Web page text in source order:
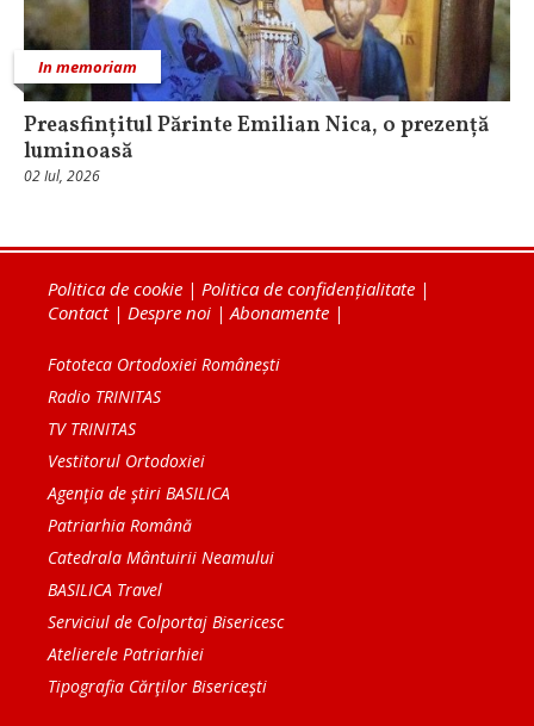
In memoriam
Preasfințitul Părinte Emilian Nica, o prezență
luminoasă
02 Iul, 2026
Politica de cookie | Politica de confidențialitate |
Contact| Despre noi | Abonamente |
Fototeca Ortodoxiei Românești
Radio TRINITAS
TV TRINITAS
Vestitorul Ortodoxiei
Agenţia de ştiri BASILICA
Patriarhia Română
Catedrala Mântuirii Neamului
BASILICA Travel
Serviciul de Colportaj Bisericesc
Atelierele Patriarhiei
Tipografia Cărţilor Bisericeşti